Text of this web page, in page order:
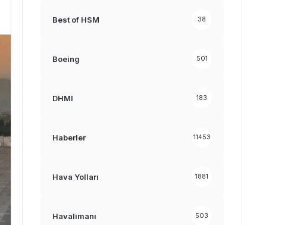
Best of HSM 38
Boeing 501
DHMI 183
Haberler 11453
Hava Yolları 1881
Havalimanı 503